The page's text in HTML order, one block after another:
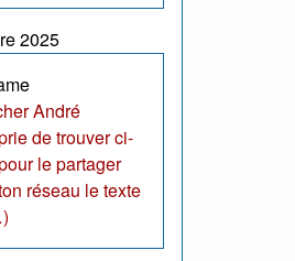
2025
André
de trouver ci-
le partager
réseau le texte